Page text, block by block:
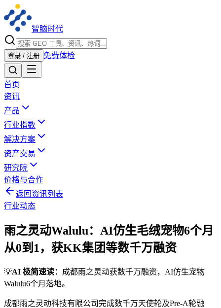
智脑时代
登录 / 注册 免费体检
首页
资讯
产品
行业指数
解决方案
资产交易
研究院
价格与合作
返回资讯列表
行业动态
雨之灵动Walulu：AI仿生毛绒宠物6个月
从0到1，获KK集团等数千万融资
💡AI 极简速读： 成都雨之灵动获数千万融资，AI仿生宠物
Walulu6个月落地。
成都雨之灵动科技有限公司完成数千万天使轮及Pre-A轮融